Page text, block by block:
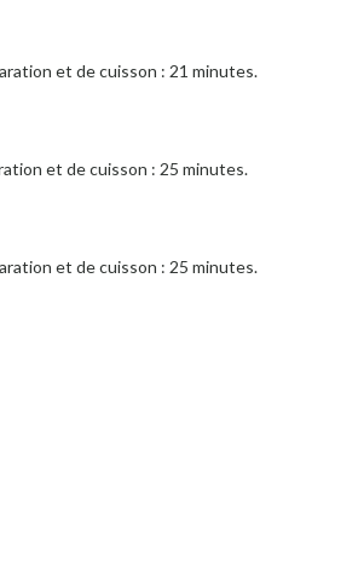
et de cuisson : 21 minutes.
et de cuisson : 25 minutes.
et de cuisson : 25 minutes.